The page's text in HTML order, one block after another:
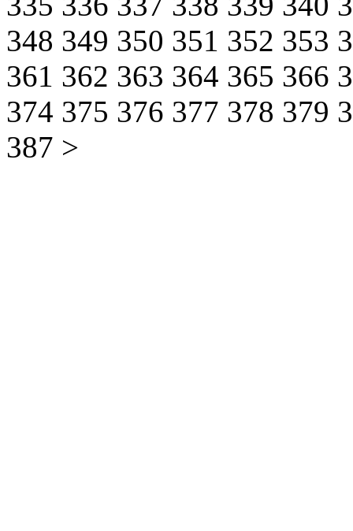
348 349 350 351 352 353
361 362 363 364 365 366
374 375 376 377 378 379
387 >